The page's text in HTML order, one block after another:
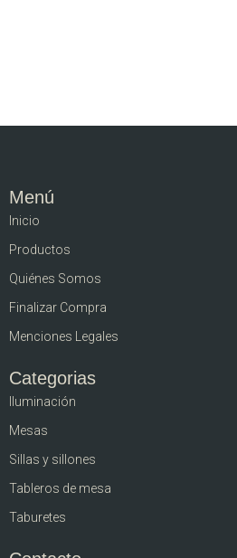
Menú
Inicio
Productos
Quiénes Somos
Finalizar Compra
Menciones Legales
Categorias
Iluminación
Mesas
Sillas y sillones
Tableros de mesa
Taburetes